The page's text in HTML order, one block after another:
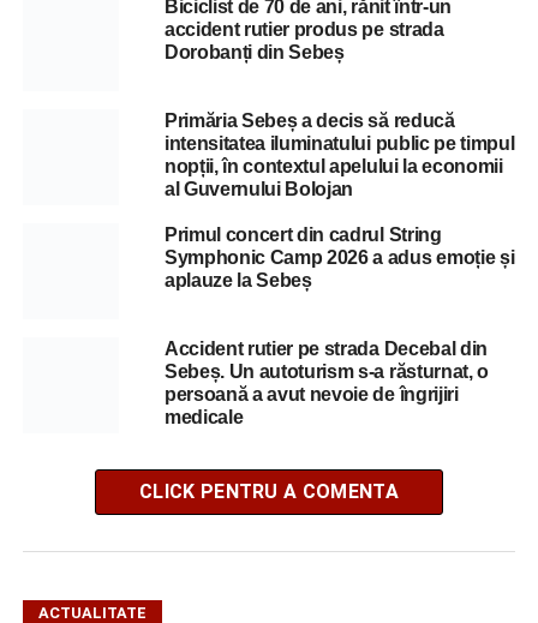
Biciclist de 70 de ani, rănit într-un
accident rutier produs pe strada
Dorobanți din Sebeș
Primăria Sebeș a decis să reducă
intensitatea iluminatului public pe timpul
nopții, în contextul apelului la economii
al Guvernului Bolojan
Primul concert din cadrul String
Symphonic Camp 2026 a adus emoție și
aplauze la Sebeș
Accident rutier pe strada Decebal din
Sebeș. Un autoturism s-a răsturnat, o
persoană a avut nevoie de îngrijiri
medicale
CLICK PENTRU A COMENTA
ACTUALITATE